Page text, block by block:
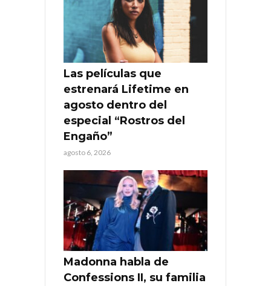
Las películas que
estrenará Lifetime en
agosto dentro del
especial “Rostros del
Engaño”
agosto 6, 2026
Madonna habla de
Confessions II, su familia